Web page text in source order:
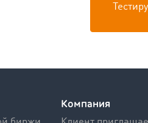
Компания